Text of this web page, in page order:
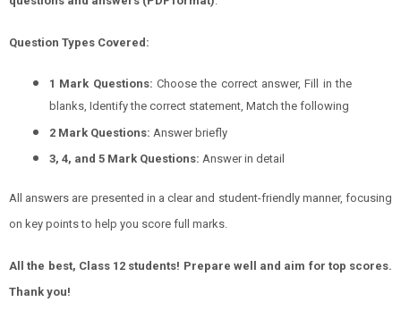
Question Types Covered:
1 Mark Questions: Choose the correct answer, Fill in the
blanks, Identify the correct statement, Match the following
2 Mark Questions: Answer briefly
3, 4, and 5 Mark Questions: Answer in detail
All answers are presented in a clear and student-friendly manner, focusing
on key points to help you score full marks.
All the best, Class 12 students! Prepare well and aim for top scores.
Thank you!